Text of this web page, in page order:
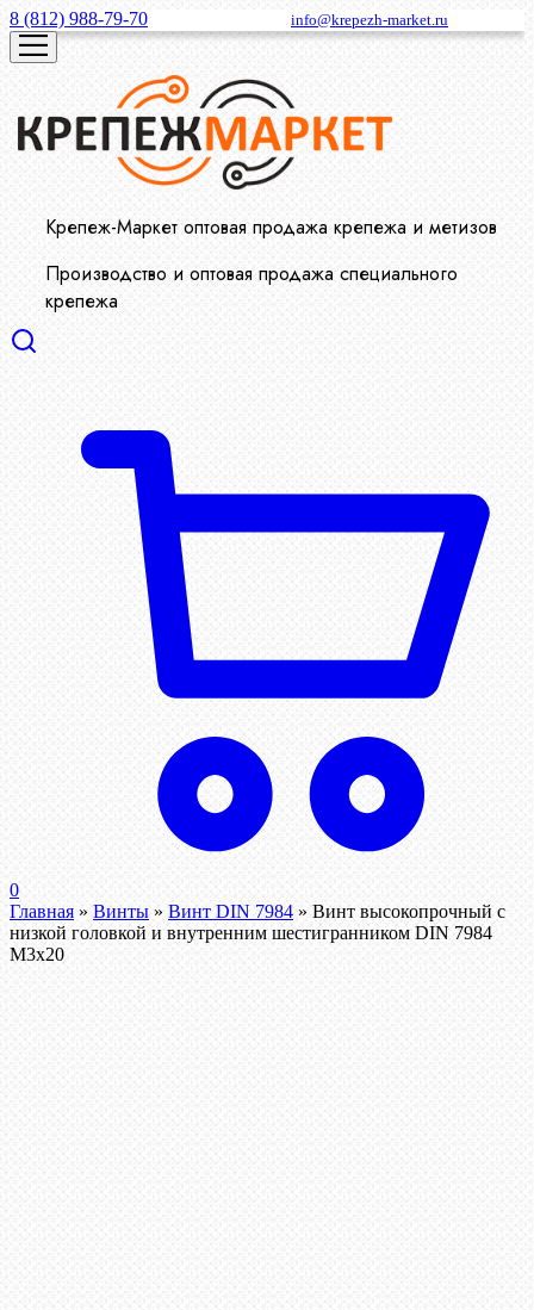
8 (812) 988-79-70 info@krepezh-market.ru
Крепеж-Маркет оптовая продажа крепежа и метизов
Производство и оптовая продажа специального
крепежа
0
Главная » Винты » Винт DIN 7984 » Винт высокопрочный с
низкой головкой и внутренним шестигранником DIN 7984
М3х20